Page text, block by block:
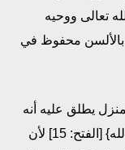
تعالى ووحيه
محفوظ في
يطلق عليه أنه
كلام الله قوله تعالى: {يريدون أن يبدلوا كلام الله} [الفتح: 15] لأن